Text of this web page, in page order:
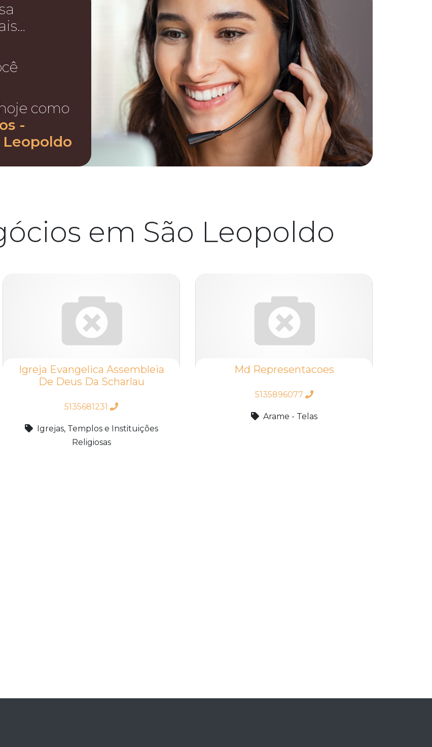
como
-
Leopoldo
em São Leopoldo
Igreja Evangelica Assembleia
De Deus Da Scharlau
5135681231
Igrejas, Templos e Instituições
Religiosas
Md Representacoes
5135896077
Arame - Telas